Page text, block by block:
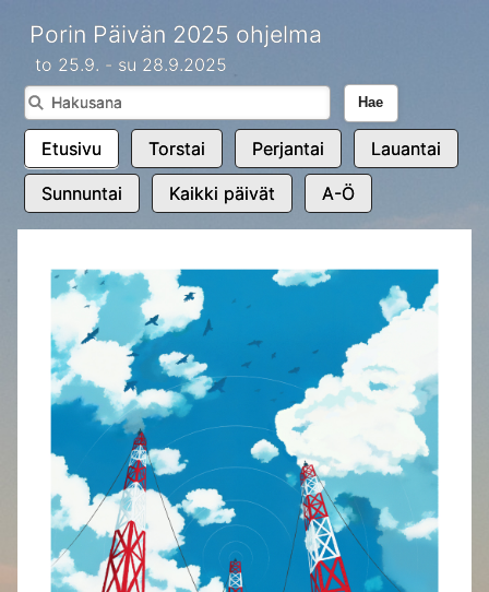
Porin Päivän 2025 ohjelma
to 25.9. - su 28.9.2025
Hae
Etusivu Torstai Perjantai Lauantai
Sunnuntai Kaikki päivät A-Ö